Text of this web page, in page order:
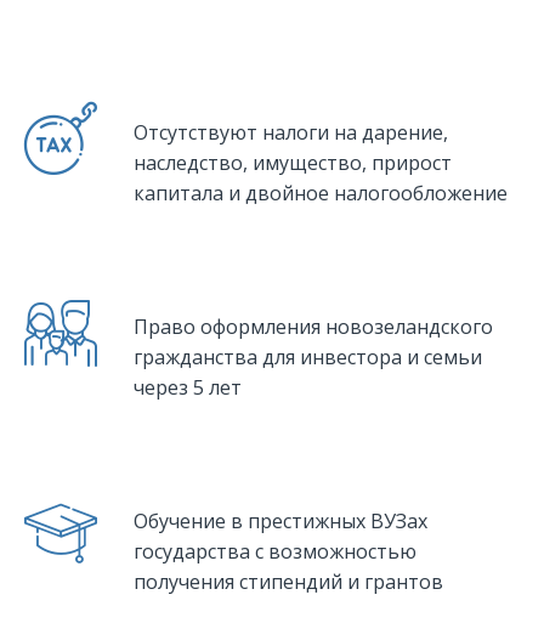
Отсутствуют налоги на дарение,
наследство, имущество, прирост
капитала и двойное налогообложение
Право оформления новозеландского
гражданства для инвестора и семьи
через 5 лет
Обучение в престижных ВУЗах
государства с возможностью
получения стипендий и грантов